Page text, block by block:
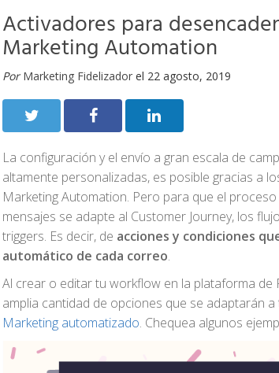
Activadores para
Marketing Automation
Por Marketing Fidelizador el 22 agosto, 2019
La configuración y el envío a gran escala de
altamente personalizadas, es posible gracias a
Marketing Automation. Pero para que el
mensajes se adapte al Customer Journey, los
triggers. Es decir, de acciones y condiciones
automático de cada correo.
Al crear o editar tu workflow en la plataforma de
amplia cantidad de opciones que se adaptarán
Marketing automatizado. Chequea algunos